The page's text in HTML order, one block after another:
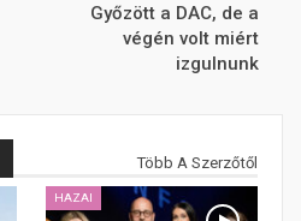
Győzött a DAC, de a
végén volt miért
izgulnunk
Több A Szerzőtől
HAZAI